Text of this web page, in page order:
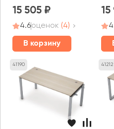
15 505
4.6оценок (4)
В корзину
15
41190 41212